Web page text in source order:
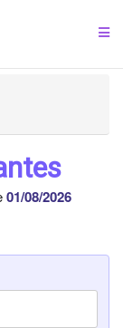
01/08/2026